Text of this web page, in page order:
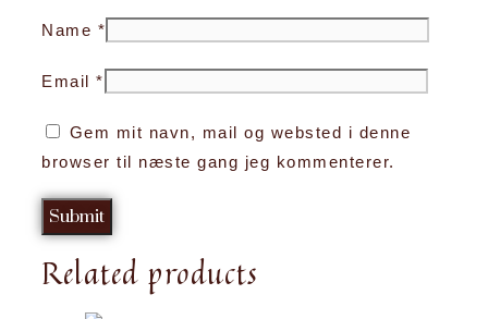
Name *
Email *
Gem mit navn, mail og websted i denne
browser til næste gang jeg kommenterer.
Related products